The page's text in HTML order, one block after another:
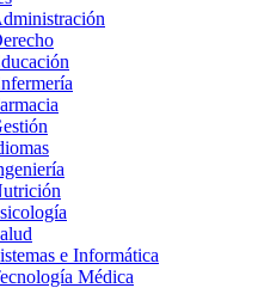
e Informática
Médica